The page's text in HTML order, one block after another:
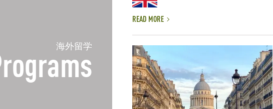
海外留学
READ MORE